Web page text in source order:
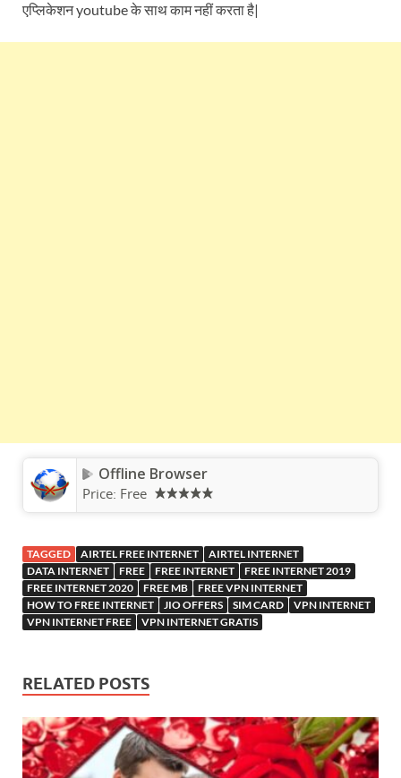
एप्लिकेशन youtube के साथ काम नहीं करता है|
Offline Browser
Price: Free
TAGGED AIRTEL FREE INTERNET
AIRTEL INTERNET
DATA INTERNET
FREE FREE INTERNET
FREE INTERNET 2019
FREE INTERNET 2020
FREE MB
FREE VPN INTERNET
HOW TO FREE INTERNET
JIO OFFERS SIM CARD
VPN INTERNET
VPN INTERNET FREE
VPN INTERNET GRATIS
RELATED POSTS